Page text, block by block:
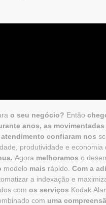
o seu negócio? Então
anos, as
atendimento confiaram nos
produtividade e economia
Agora melhoramos o
modelo mais rápido. Com a
a indexação e
com os serviços Kodak
com uma